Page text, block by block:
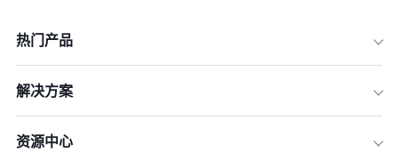
热门产品
解决方案
资源中心